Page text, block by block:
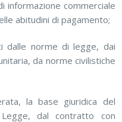
informazione commerciale
abitudini di pagamento;
dalle norme di legge, dai
da norme civilistiche
la base giuridica del
dal contratto con